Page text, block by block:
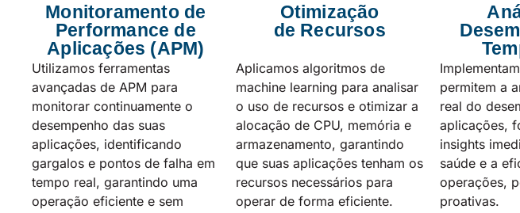
Monitoramento de
Performance de
Aplicações (APM)
Utilizamos ferramentas
avançadas de APM para
monitorar continuamente o
desempenho das suas
aplicações, identificando
gargalos e pontos de falha em
tempo real, garantindo uma
operação eficiente e sem
Otimização
de Recursos
Aplicamos algoritmos de
machine learning para analisar
o uso de recursos e otimizar a
alocação de CPU, memória e
armazenamento, garantindo
que suas aplicações tenham os
recursos necessários para
operar de forma eficiente.
permitem a
real do
aplicações,
insights
saúde e a
operações,
proativas.